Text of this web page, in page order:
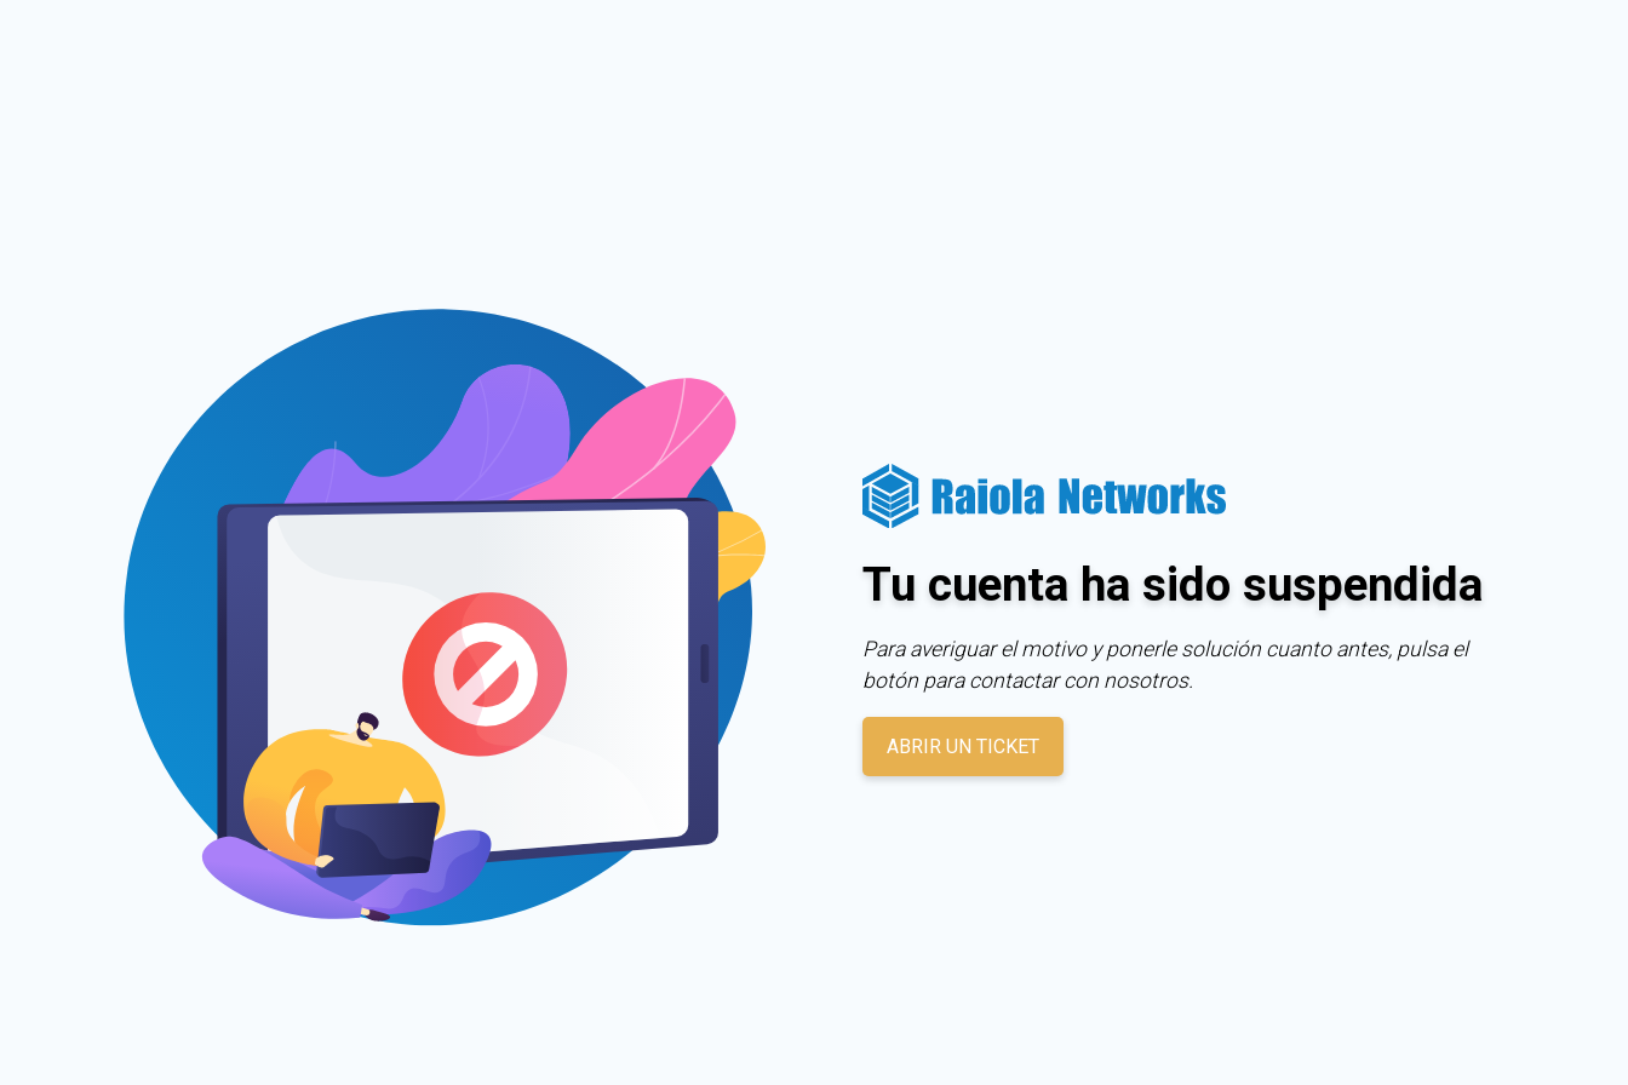
Tu cuenta ha sido suspendida
Para averiguar el motivo y ponerle solución cuanto antes, pulsa el
botón para contactar con nosotros.
ABRIR UN TICKET